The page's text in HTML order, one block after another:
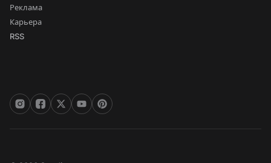
Реклама
Карьера
RSS